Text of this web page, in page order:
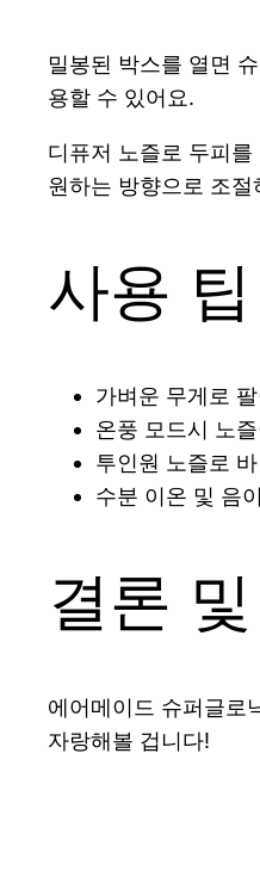
밀봉된 박스를 열면
용할 수 있어요.
디퓨저 노즐로 두피
원하는 방향으로 조
사용
가벼운 무게로
온풍 모드시 노
투인원 노즐로
수분 이온 및 음
결론
에어메이드 슈퍼글로
자랑해볼 겁니다!